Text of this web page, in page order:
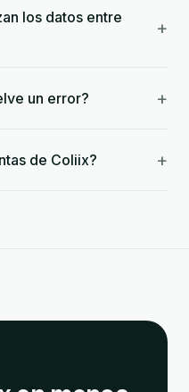
los datos entre
+
un error? +
de Coliix? +